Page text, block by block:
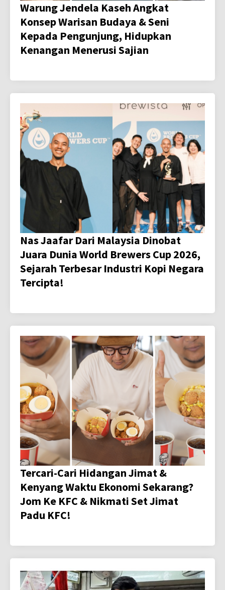
Warung Jendela Kaseh Angkat
Konsep Warisan Budaya & Seni
Kepada Pengunjung, Hidupkan
Kenangan Menerusi Sajian
Nas Jaafar Dari Malaysia Dinobat
Juara Dunia World Brewers Cup 2026,
Sejarah Terbesar Industri Kopi Negara
Tercipta!
Tercari-Cari Hidangan Jimat &
Kenyang Waktu Ekonomi Sekarang?
Jom Ke KFC & Nikmati Set Jimat
Padu KFC!